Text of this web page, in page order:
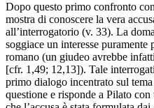
Dopo questo primo confronto
mostra di conoscere la vera
all’interrogatorio (v. 33). La
soggiace un interesse
romano (un giudeo avrebbe
[cfr. 1,49; 12,13]). Tale
primo dialogo incentrato sul
questione e risponde a Pilato